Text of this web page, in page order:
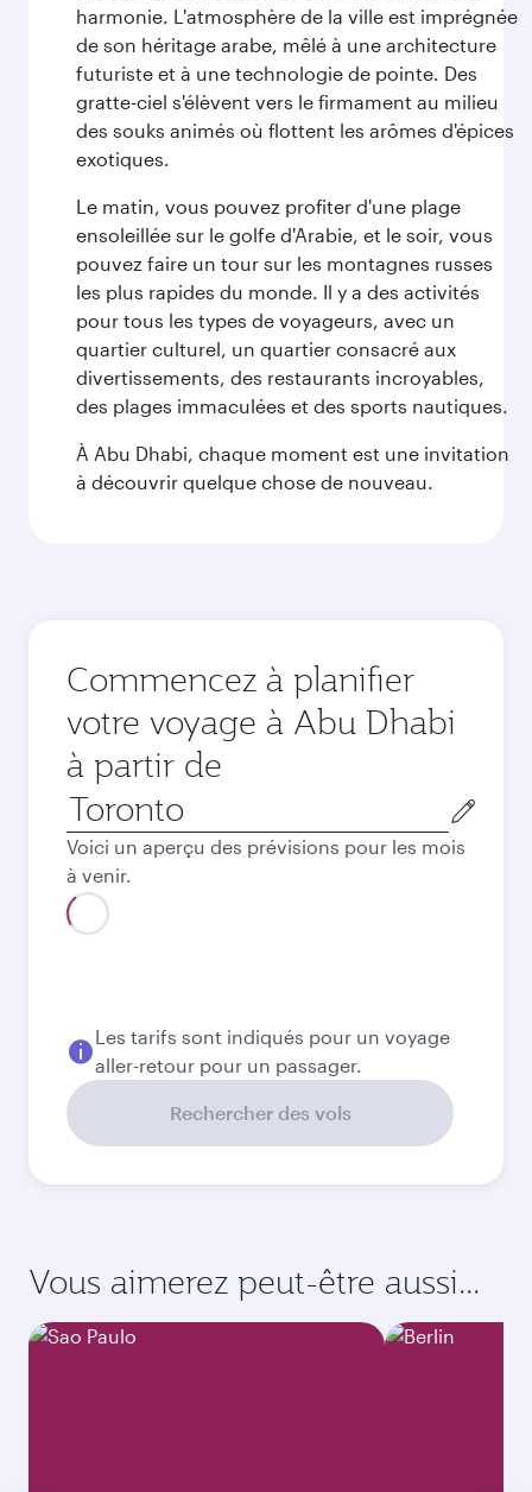
harmonie. L'atmosphère de la ville est imprégnée
de son héritage arabe, mêlé à une architecture
futuriste et à une technologie de pointe. Des
gratte-ciel s'élèvent vers le firmament au milieu
des souks animés où flottent les arômes d'épices
exotiques.
Le matin, vous pouvez profiter d'une plage
ensoleillée sur le golfe d'Arabie, et le soir, vous
pouvez faire un tour sur les montagnes russes
les plus rapides du monde. Il y a des activités
pour tous les types de voyageurs, avec un
quartier culturel, un quartier consacré aux
divertissements, des restaurants incroyables,
des plages immaculées et des sports nautiques.
À Abu Dhabi, chaque moment est une invitation
à découvrir quelque chose de nouveau.
Commencez à planifier
votre voyage à Abu Dhabi
à partir de
Ville
de
départ
Voici un aperçu des prévisions pour les mois
à venir.
Septembre
CAD1 713,92
Octobre
CAD 1 634,92